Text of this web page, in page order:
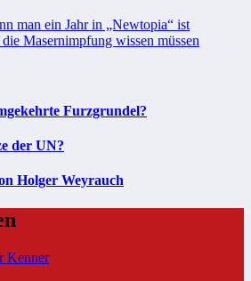
man ein Jahr in „Newtopia“ ist
Masernimpfung wissen müssen
Furzgrundel?
der UN?
Holger Weyrauch
Kenner